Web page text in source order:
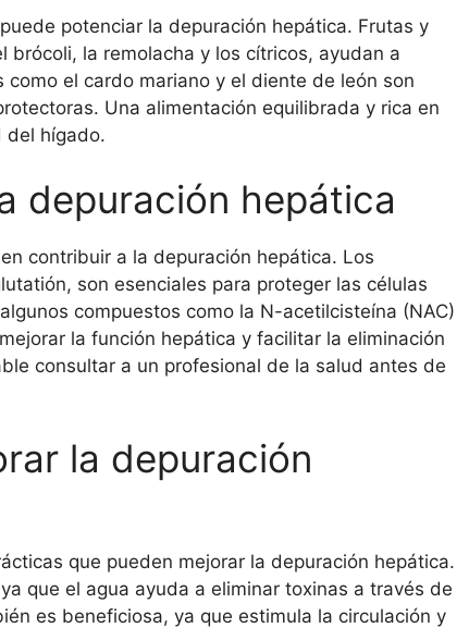
potenciar la depuración hepática. Frutas y
la remolacha y los cítricos, ayudan a
el cardo mariano y el diente de león son
Una alimentación equilibrada y rica en
del hígado.
depuración hepática
contribuir a la depuración hepática. Los
son esenciales para proteger las células
compuestos como la N-acetilcisteína (NAC)
la función hepática y facilitar la eliminación
consultar a un profesional de la salud antes de
la depuración
que pueden mejorar la depuración hepática.
que el agua ayuda a eliminar toxinas a través de
es beneficiosa, ya que estimula la circulación y